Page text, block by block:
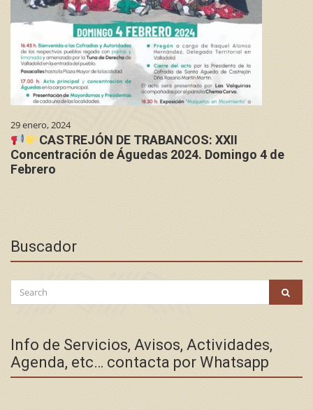
29 enero, 2024
CASTREJÓN DE TRABANCOS: XXII
Concentración de Águedas 2024. Domingo 4 de
Febrero
Buscador
Search
for:
Info de Servicios, Avisos, Actividades,
Agenda, etc… contacta por Whatsapp